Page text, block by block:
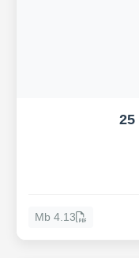
4.13 Mb